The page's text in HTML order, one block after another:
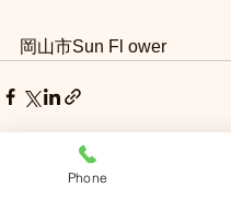
岡山市Sun Fl ower
Phone